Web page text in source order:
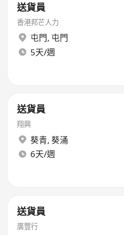
送貨員
香港邦芒人力
屯門, 屯門
5天/週
送貨員
翔興
葵青, 葵涌
6天/週
送貨員
廣豐行